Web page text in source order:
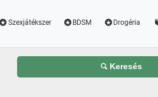
Szexjátékszer BDSM Drogéria
Keresés